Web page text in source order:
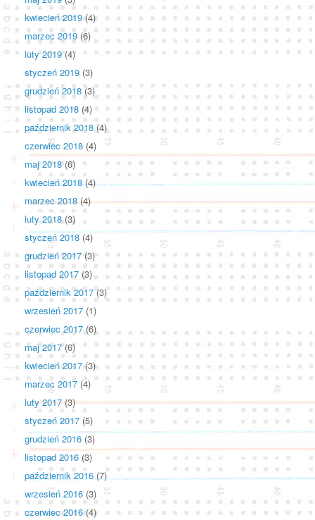
kwiecień 2019(4)
marzec 2019 (6)
luty 2019(4)
styczeń 2019 (3)
grudzień 2018(3)
listopad 2018 (4)
październik 2018(4)
czerwiec 2018 (4)
maj 2018(6)
kwiecień 2018 (4)
marzec 2018(4)
luty 2018(3)
styczeń 2018 (4)
grudzień 2017(3)
listopad 2017 (3)
październik 2017(3)
wrzesień 2017 (1)
czerwiec 2017(6)
maj 2017(6)
kwiecień 2017(3)
marzec 2017 (4)
luty 2017(3)
styczeń 2017 (5)
grudzień 2016 (3)
listopad 2016 (3)
październik 2016(7)
wrzesień 2016 (3)
czerwiec 2016(4)